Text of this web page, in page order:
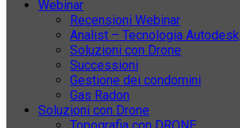
Webinar
Recensioni Webinar
Analist – Tecnologia Autodesk
Soluzioni con Drone
Successioni
Gestione dei condomini
Gas Radon
Soluzioni con Drone